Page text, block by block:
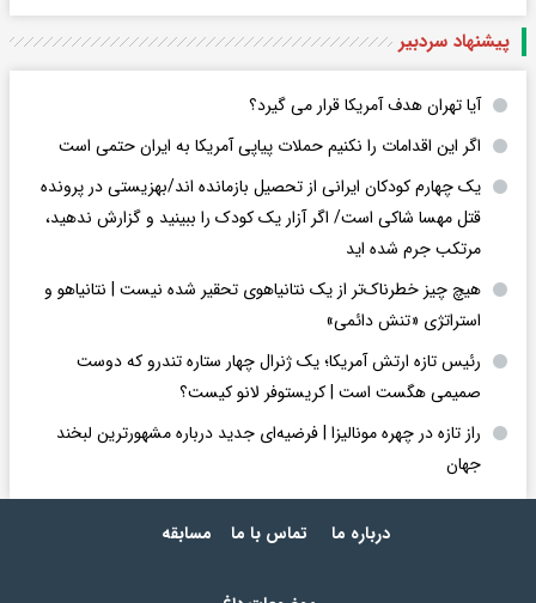
پیشنهاد سردبیر
آیا تهران هدف آمریکا قرار می گیرد؟
اگر این اقدامات را نکنیم حملات پیاپی آمریکا به ایران حتمی است
یک چهارم کودکان ایرانی از تحصیل بازمانده اند/بهزیستی در پرونده
قتل مهسا شاکی است/ اگر آزار یک کودک را ببینید و گزارش ندهید،
مرتکب جرم شده اید
هیچ چیز خطرناک‌تر از یک نتانیاهوی تحقیر شده نیست | نتانیاهو و
استراتژی «تنش دائمی»
رئیس تازه ارتش آمریکا؛ یک ژنرال چهار ستاره تندرو که دوست
صمیمی هگست است | کریستوفر لانو کیست؟
راز تازه در چهره مونالیزا | فرضیه‌ای جدید درباره مشهورترین لبخند
جهان
درباره ما تماس با ما مسابقه